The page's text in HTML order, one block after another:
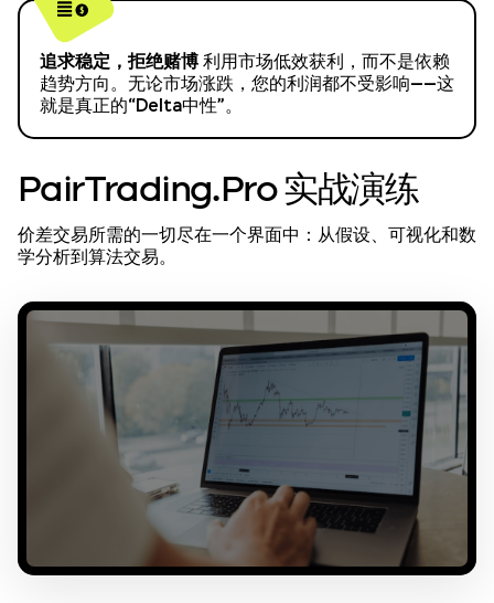
追求稳定，拒绝赌博 利用市场低效获利，而不是依赖
趋势方向。无论市场涨跌，您的利润都不受影响——这
就是真正的“Delta中性”。
PairTrading.Pro 实战演练
价差交易所需的一切尽在一个界面中：从假设、可视化和数
学分析到算法交易。